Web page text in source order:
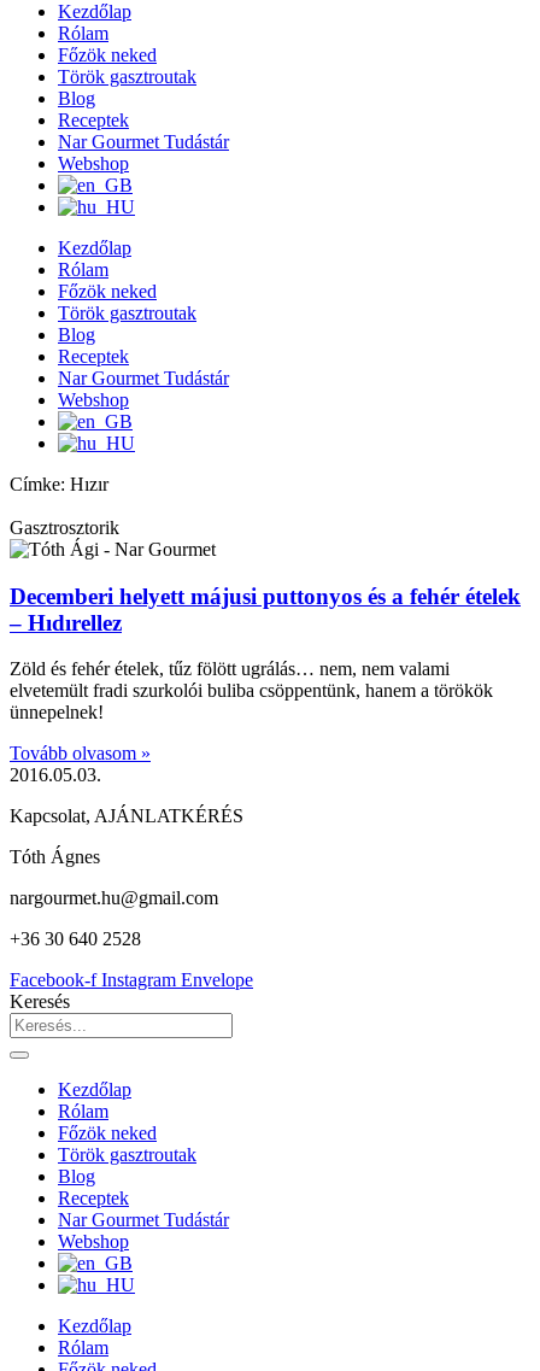
Kezdőlap
Rólam
Főzök neked
Török gasztroutak
Blog
Receptek
Nar Gourmet Tudástár
Webshop
Kezdőlap
Rólam
Főzök neked
Török gasztroutak
Blog
Receptek
Nar Gourmet Tudástár
Webshop
Címke: Hızır
Gasztrosztorik
Decemberi helyett májusi puttonyos és a fehér ételek
– Hıdırellez
Zöld és fehér ételek, tűz fölött ugrálás… nem, nem valami
elvetemült fradi szurkolói buliba csöppentünk, hanem a törökök
ünnepelnek!
Tovább olvasom »
2016.05.03.
Kapcsolat, AJÁNLATKÉRÉS
Tóth Ágnes
nargourmet.hu@gmail.com
+36 30 640 2528
Facebook-f Instagram Envelope
Keresés
Kezdőlap
Rólam
Főzök neked
Török gasztroutak
Blog
Receptek
Nar Gourmet Tudástár
Webshop
Kezdőlap
Rólam